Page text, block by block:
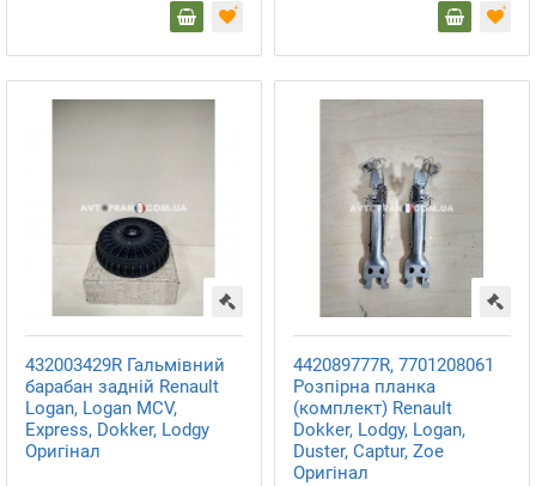
432003429R Гальмівний
барабан задній Renault
Logan, Logan MCV,
Express, Dokker, Lodgy
Оригінал
442089777R, 7701208061
Розпірна планка
(комплект) Renault
Dokker, Lodgy, Logan,
Duster, Captur, Zoe
Оригінал